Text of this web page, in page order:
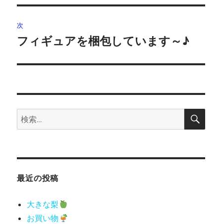
ビ
ゲ
ー
ン
投
稿:
次
次
投
フィギュアを梱包しています～♪
検
索:
検
最近の投稿
大きな梨
お買い物